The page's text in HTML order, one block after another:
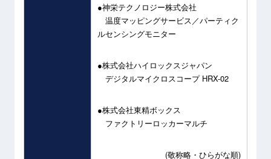
●神栄テクノロジー株式会社
温度マッピングサービス／パーティク
ルセンシングモニター
●株式会社ハイロックスジャパン
デジタルマイクロスコープ HRX-02
●株式会社東精ボックス
ファクトリーロッカーマルチ
(敬称略・ひらがな順)